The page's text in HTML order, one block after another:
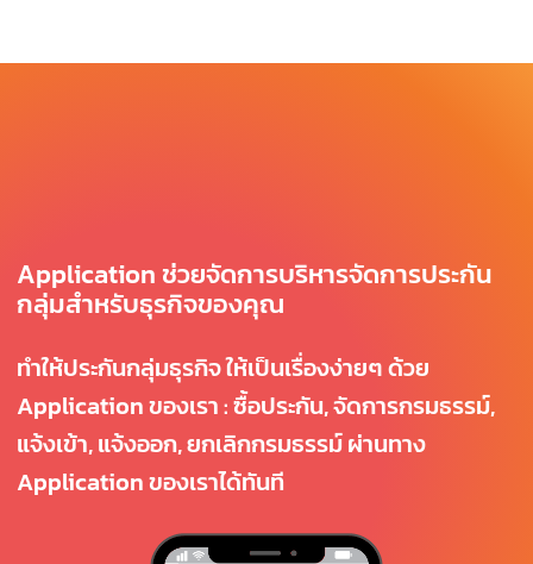
Application ช่วยจัดการบริหารจัดการประกัน
กลุ่มสำหรับธุรกิจของคุณ
ทำให้ประกันกลุ่มธุรกิจ ให้เป็นเรื่องง่ายๆ ด้วย
Application ของเรา : ซื้อประกัน, จัดการกรมธรรม์,
แจ้งเข้า, แจ้งออก, ยกเลิกกรมธรรม์ ผ่านทาง
Application ของเราได้ทันที